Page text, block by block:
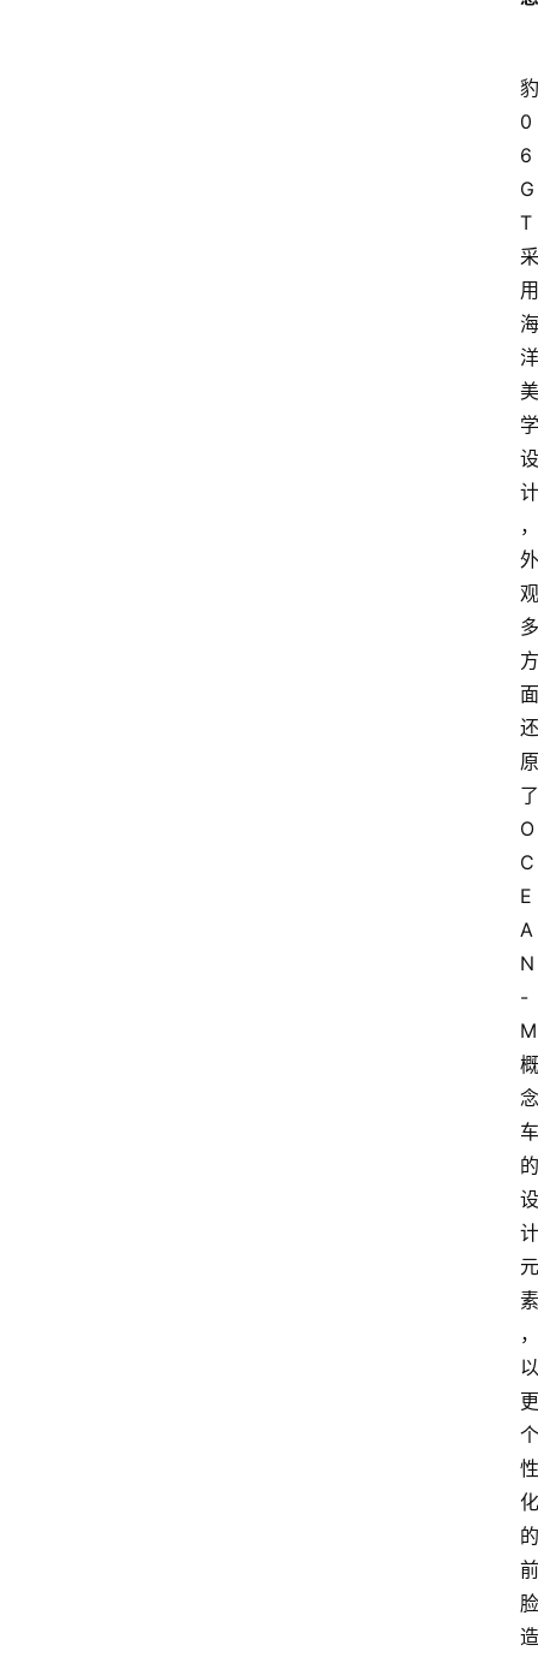
豹
0
6
G
T
采
用
海
洋
美
学
设
计
，
外
观
多
方
面
还
原
了
O
C
E
A
N
-
M
概
念
车
的
设
计
元
素
，
以
更
个
性
化
的
前
脸
造